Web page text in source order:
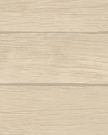
Ola ola
Autor :